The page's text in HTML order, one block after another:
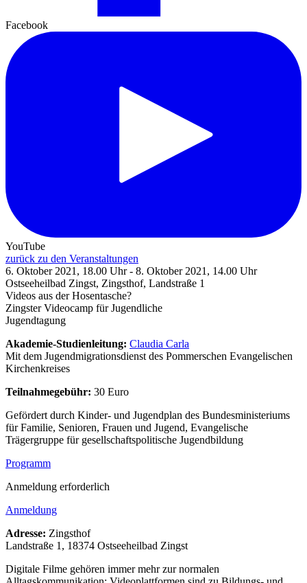
Facebook
YouTube
zurück zu den Veranstaltungen
6. Oktober 2021, 18.00 Uhr - 8. Oktober 2021, 14.00 Uhr
Ostseeheilbad Zingst, Zingsthof, Landstraße 1
Videos aus der Hosentasche?
Zingster Videocamp für Jugendliche
Jugendtagung
Akademie-Studienleitung: Claudia Carla
Mit dem Jugendmigrationsdienst des Pommerschen Evangelischen
Kirchenkreises
Teilnahmegebühr: 30 Euro
Gefördert durch Kinder- und Jugendplan des Bundesministeriums
für Familie, Senioren, Frauen und Jugend, Evangelische
Trägergruppe für gesellschaftspolitische Jugendbildung
Programm
Anmeldung erforderlich
Anmeldung
Adresse: Zingsthof
Landstraße 1, 18374 Ostseeheilbad Zingst
Digitale Filme gehören immer mehr zur normalen